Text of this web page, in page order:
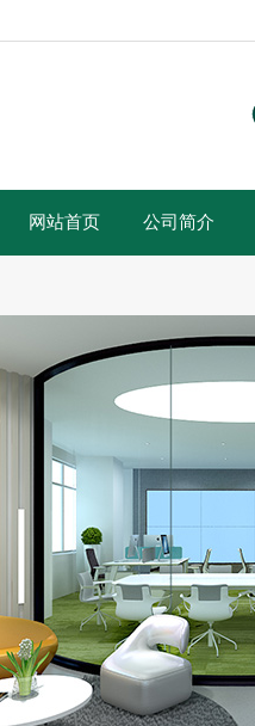
网站首页 公司简介